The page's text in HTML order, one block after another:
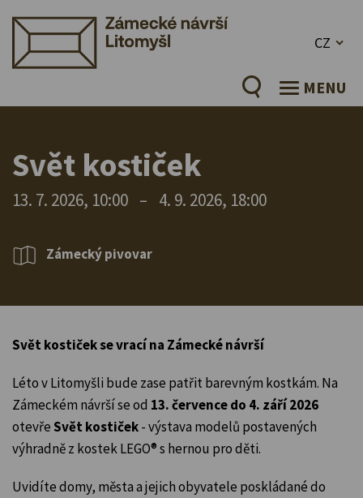
CZ
MENU
Svět kostiček
13. 7. 2026, 10:00 – 4. 9. 2026, 18:00
Zámecký pivovar
Svět kostiček se vrací na Zámecké návrší
Léto v Litomyšli bude zase patřit barevným kostkám. Na
Zámeckém návrší se od 13. července do 4. září 2026
otevřeSvět kostiček- výstava modelů postavených
výhradně z kostek LEGO® s hernou pro děti.
Uvidíte domy, města a jejich obyvatele poskládané do